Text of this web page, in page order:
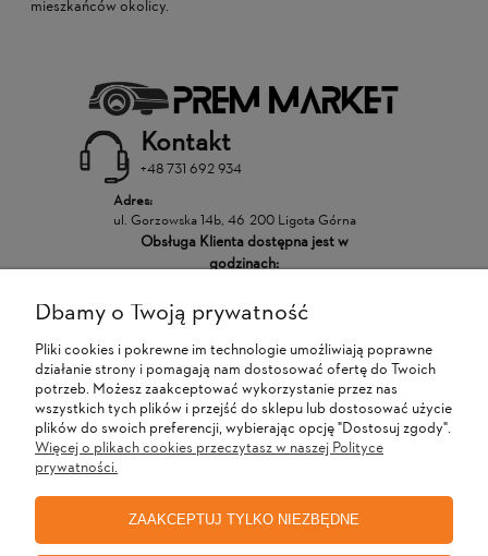
mieszkańców okolicy.
Kontakt
+48 731 692 934
Adres:
ul. Gorzowska 14b, 46-200 Ligota Górna
Obsługa Klienta dostępna jest w
godzinach:
POMOC
MOJE KONTO
PŁATNOŚCI I DOSTAWA
INFORMACJE
Dbamy o Twoją prywatność
Pliki cookies i pokrewne im technologie umożliwiają poprawne
działanie strony i pomagają nam dostosować ofertę do Twoich
potrzeb. Możesz zaakceptować wykorzystanie przez nas
wszystkich tych plików i przejść do sklepu lub dostosować użycie
plików do swoich preferencji, wybierając opcję "Dostosuj zgody".
Więcej o plikach cookies przeczytasz w naszej Polityce
prywatności.
ZAAKCEPTUJ TYLKO NIEZBĘDNE